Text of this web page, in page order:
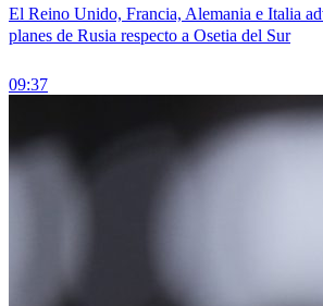
El Reino Unido, Francia, Alemania e Italia
planes de Rusia respecto a Osetia del Sur
09:37